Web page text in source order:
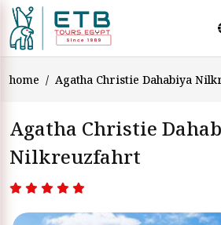
home Agatha Christie Dahabiya
Agatha Christie
Nilkreuzfahrt